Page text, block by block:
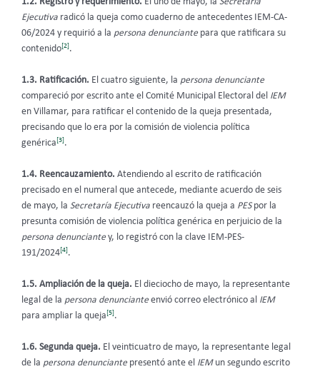
1.2. Registro y requerimiento. El uno de mayo, la Secretaria
Ejecutiva radicó la queja como cuaderno de antecedentes IEM-CA-
06/2024 y requirió a la persona denunciantepara que ratificara su
contenido[2].
1.3. Ratificación. El cuatro siguiente, la persona denunciante
compareció por escrito ante el Comité Municipal Electoral del IEM
en Villamar, para ratificar el contenido de la queja presentada,
precisando que lo era por la comisión de violencia política
genérica[3].
1.4. Reencauzamiento. Atendiendo al escrito de ratificación
precisado en el numeral que antecede, mediante acuerdo de seis
de mayo, la Secretaría Ejecutiva reencauzó la queja a PESpor la
presunta comisión de violencia política genérica en perjuicio de la
persona denunciantey, lo registró con la clave IEM-PES-
191/2024[4].
1.5. Ampliación de la queja. El dieciocho de mayo, la representante
legal de la persona denuncianteenvió correo electrónico al IEM
para ampliar la queja[5].
1.6. Segunda queja. El veinticuatro de mayo, la representante legal
de la persona denunciantepresentó ante el IEMun segundo escrito